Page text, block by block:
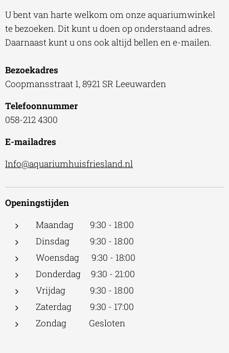
U bent van harte welkom om onze aquariumwinkel
te bezoeken. Dit kunt u doen op onderstaand adres.
Daarnaast kunt u ons ook altijd bellen en e-mailen.
Bezoekadres
Coopmansstraat 1, 8921 SR Leeuwarden
Telefoonnummer
058-212 4300
E-mailadres
Info@aquariumhuisfriesland.nl
Openingstijden
Maandag 9:30 - 18:00
Dinsdag 9:30 - 18:00
Woensdag 9:30 - 18:00
Donderdag 9:30 - 21:00
Vrijdag 9:30 - 18:00
Zaterdag 9:30 - 17:00
Zondag Gesloten